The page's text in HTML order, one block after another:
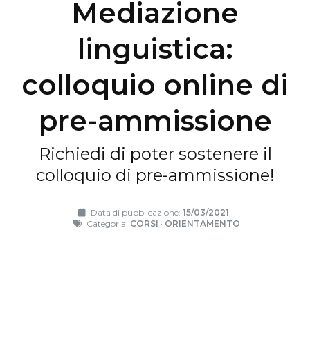
Mediazione
linguistica:
colloquio online di
pre-ammissione
Richiedi di poter sostenere il
colloquio di pre-ammissione!
Data di pubblicazione: 15/03/2021
Categoria: CORSI · ORIENTAMENTO